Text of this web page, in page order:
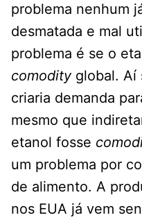
problema nenhum
desmatada e mal
problema é se o
comodityglobal. Aí
criaria demanda
mesmo que
etanol fosse
um problema por
de alimento. A
nos EUA já vem